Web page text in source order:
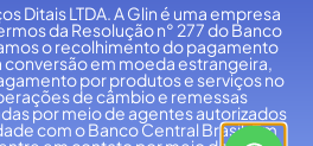
Ditais LTDA.A Glin é uma empresa
da Resolução n° 277 do Banco
o recolhimento do pagamento
conversão em moeda estrangeira,
por produtos e serviços no
de câmbio e remessas
por meio de agentes autorizados
com o Banco Central Brasil. Em